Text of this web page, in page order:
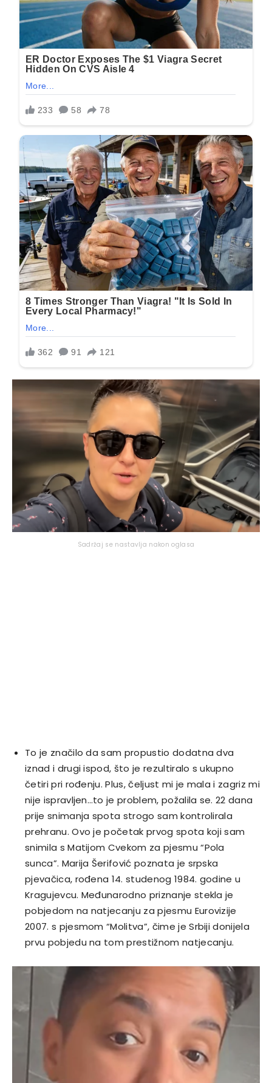
Sadržaj se nastavlja nakon oglasa
To je značilo da sam propustio dodatna dva
iznad i drugi ispod, što je rezultiralo s ukupno
četiri pri rođenju. Plus, čeljust mi je mala i zagriz mi
nije ispravljen…to je problem, požalila se. 22 dana
prije snimanja spota strogo sam kontrolirala
prehranu. Ovo je početak prvog spota koji sam
snimila s Matijom Cvekom za pjesmu “Pola
sunca”. Marija Šerifović poznata je srpska
pjevačica, rođena 14. studenog 1984. godine u
Kragujevcu. Međunarodno priznanje stekla je
pobjedom na natjecanju za pjesmu Eurovizije
2007. s pjesmom “Molitva”, čime je Srbiji donijela
prvu pobjedu na tom prestižnom natjecanju.